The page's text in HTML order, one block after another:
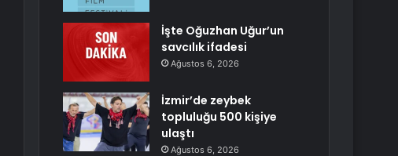
İşte Oğuzhan Uğur’un
savcılık ifadesi
Ağustos 6, 2026
İzmir’de zeybek
topluluğu 500 kişiye
ulaştı
Ağustos 6, 2026